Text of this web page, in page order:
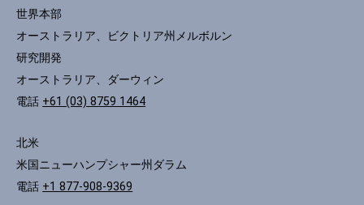
世界本部
オーストラリア、ビクトリア州メルボルン
研究開発
オーストラリア、ダーウィン
電話 +61 (03) 8759 1464
北米
米国ニューハンプシャー州ダラム
電話 +1 877-908-9369